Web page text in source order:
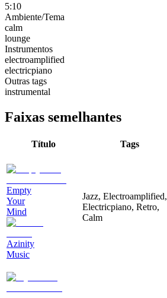
5:10
Ambiente/Tema
calm
lounge
Instrumentos
electroamplified
electricpiano
Outras tags
instrumental
Faixas semelhantes
Título Tags
Empty
Your
Mind
Azinity
Music
Jazz, Electroamplified,
Electricpiano, Retro,
Calm